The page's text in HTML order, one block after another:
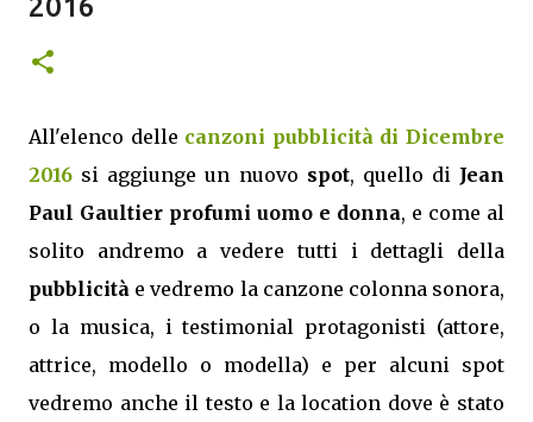
2016
All'elenco delle canzoni pubblicità di Dicembre
2016 si aggiunge un nuovo spot, quello di Jean
Paul Gaultier profumi uomo e donna, e come al
solito andremo a vedere tutti i dettagli della
pubblicità e vedremo la canzone colonna sonora,
o la musica, i testimonial protagonisti (attore,
attrice, modello o modella) e per alcuni spot
vedremo anche il testo e la location dove è stato